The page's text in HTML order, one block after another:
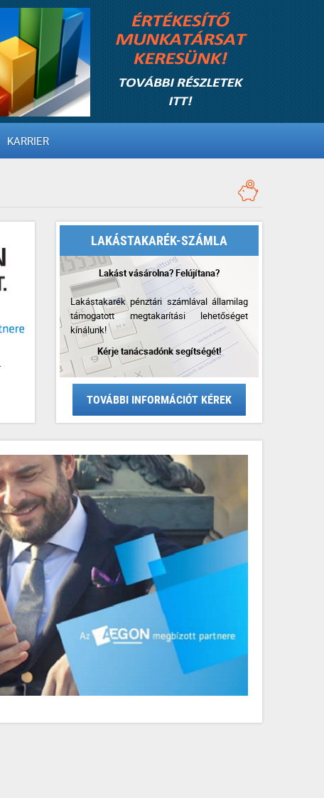
KARRIER
LAKÁSTAKARÉK-SZÁMLA
Lakást vásárolna? Felújítana?
Lakástakarék pénztári számlával államilag
támogatott megtakarítási lehetőséget
kínálunk!
Kérje tanácsadónk segítségét!
TOVÁBBI INFORMÁCIÓT KÉREK